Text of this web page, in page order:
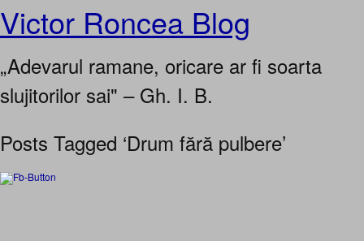
Victor Roncea Blog
„Adevarul ramane, oricare ar fi soarta
slujitorilor sai" – Gh. I. B.
Posts Tagged ‘Drum fără pulbere’